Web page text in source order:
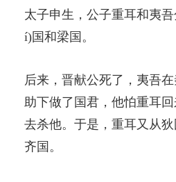
太子申生，公子重耳和夷
í)国和梁国。
后来，晋献公死了，夷吾
助下做了国君，他怕重耳
去杀他。于是，重耳又从
齐国。